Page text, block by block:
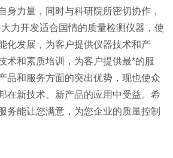
身力量，同时与科研院所密切协作，
力开发适合国情的质量检测仪器，使
化发展，为客户提供仪器技术和产
术和素质培训，为客户提供最*的服
品和服务方面的突出优势，现也使众
在新技术、新产品的应用中受益。希
务能让您满意，为您企业的质量控制